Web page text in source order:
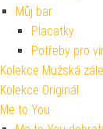
Můj bar
Placatky
Potřeby pro
Kolekce Mužská
Kolekce Originál
Me to You